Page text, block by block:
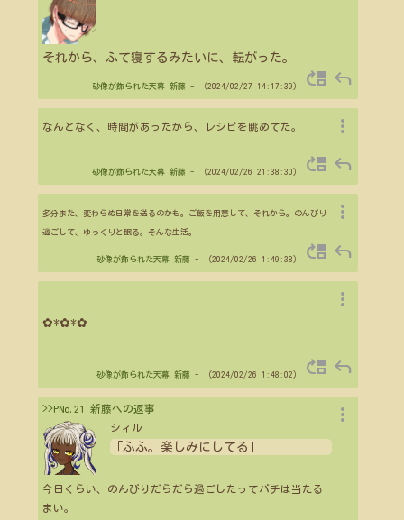
それから、ふて寝するみたいに、転がった。
砂像が飾られた天幕 新藤 - （2024/02/27 14:17:39） move_up reply
なんとなく、時間があったから、レシピを眺めてた。 more_vert
砂像が飾られた天幕 新藤 - （2024/02/26 21:38:30） move_up reply
多分また、変わらぬ日常を送るのかも。ご飯を用意して、それから。のんびり
過ごして、ゆっくりと眠る。そんな生活。
more_vert
砂像が飾られた天幕 新藤 - （2024/02/26 1:49:38） move_up reply
✿*✿*✿
more_vert
砂像が飾られた天幕 新藤 - （2024/02/26 1:48:02） move_up reply
>>PNo.21 新藤への返事
シィル
「ふふ。楽しみにしてる」
今日くらい、のんびりだらだら過ごしたってバチは当たる
まい。
more_vert